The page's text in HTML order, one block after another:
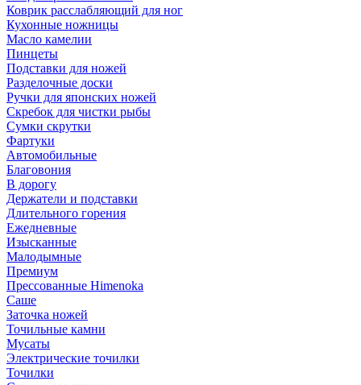
Коврик расслабляющий для ног
Кухонные ножницы
Масло камелии
Пинцеты
Подставки для ножей
Разделочные доски
Ручки для японских ножей
Скребок для чистки рыбы
Сумки скрутки
Фартуки
Автомобильные
Благовония
В дорогу
Держатели и подставки
Длительного горения
Ежедневные
Изысканные
Малодымные
Премиум
Прессованные Himenoka
Саше
Заточка ножей
Точильные камни
Мусаты
Электрические точилки
Точилки